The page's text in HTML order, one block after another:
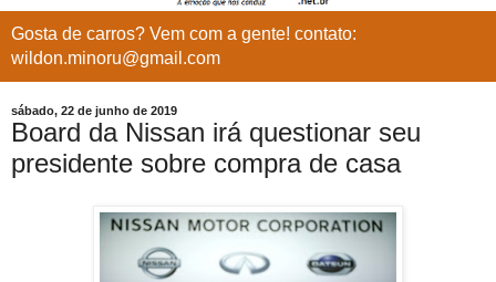
Gosta de carros? Vem com a gente! contato:
wildon.minoru@gmail.com
sábado, 22 de junho de 2019
Board da Nissan irá questionar seu
presidente sobre compra de casa